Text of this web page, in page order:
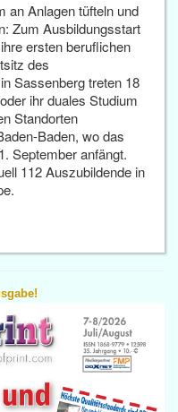
an Anlagen tüfteln und
Zum Ausbildungsstart
ersten beruflichen
des
Sassenberg treten 18
ihr duales Studium
Standorten
Baden, wo das
September anfängt.
112 Auszubildende in